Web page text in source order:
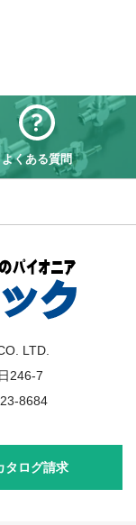
よくある質問
LTD.
246-7
8684
タログ請求